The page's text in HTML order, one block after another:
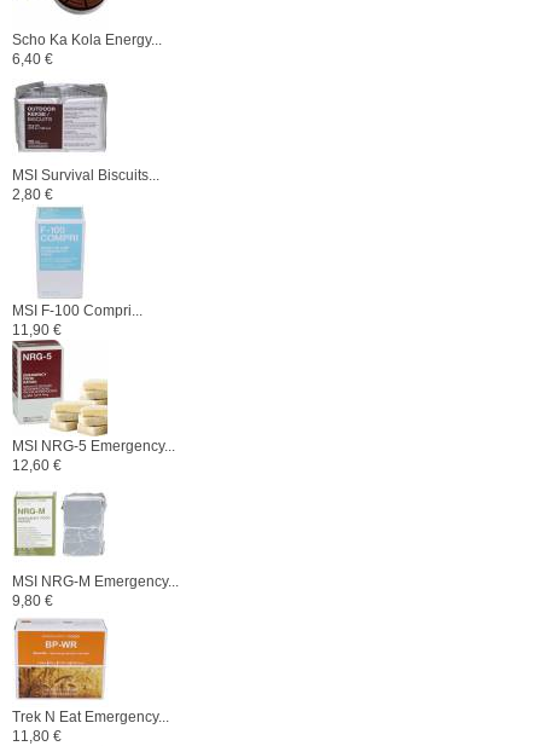
Scho Ka Kola Energy...
6,40 €
MSI Survival Biscuits...
2,80 €
MSI F-100 Compri...
11,90 €
MSI NRG-5 Emergency...
12,60 €
MSI NRG-M Emergency...
9,80 €
Trek N Eat Emergency...
11,80 €